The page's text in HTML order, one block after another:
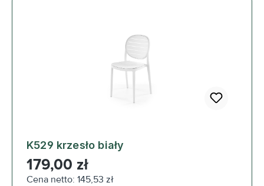
K529 krzesło biały
Cena regularna:
179,00 zł
Cena netto: 145,53 zł